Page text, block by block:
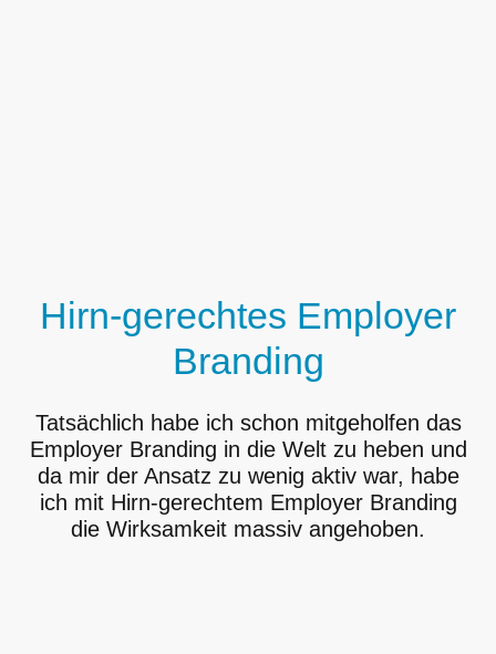
Hirn-gerechtes Employer
Branding
Tatsächlich habe ich schon mitgeholfen das
Employer Branding in die Welt zu heben und
da mir der Ansatz zu wenig aktiv war, habe
ich mit Hirn-gerechtem Employer Branding
die Wirksamkeit massiv angehoben.